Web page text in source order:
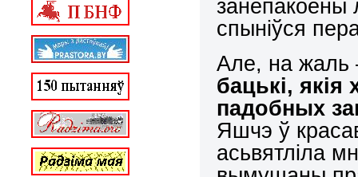
занепакоены
спыніўся
Але, на жаль
бацькі, якія
падобных
Яшчэ ў
асьвятліла